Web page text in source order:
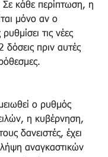
Σε κάθε περίπτωση, η
μόνο αν ο
τις νέες
δόσεις πριν αυτές
ο ρυθμός
η κυβέρνηση,
δανειστές, έχει
αναγκαστικών